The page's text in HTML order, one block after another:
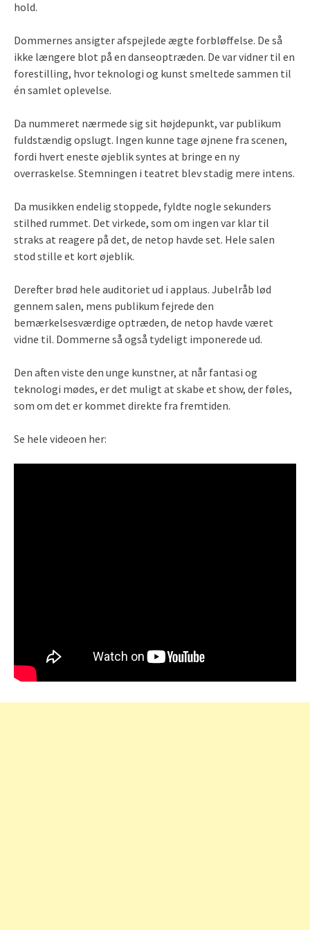
hold.
Dommernes ansigter afspejlede ægte forbløffelse. De så
ikke længere blot på en danseoptræden. De var vidner til en
forestilling, hvor teknologi og kunst smeltede sammen til
én samlet oplevelse.
Da nummeret nærmede sig sit højdepunkt, var publikum
fuldstændig opslugt. Ingen kunne tage øjnene fra scenen,
fordi hvert eneste øjeblik syntes at bringe en ny
overraskelse. Stemningen i teatret blev stadig mere intens.
Da musikken endelig stoppede, fyldte nogle sekunders
stilhed rummet. Det virkede, som om ingen var klar til
straks at reagere på det, de netop havde set. Hele salen
stod stille et kort øjeblik.
Derefter brød hele auditoriet ud i applaus. Jubelråb lød
gennem salen, mens publikum fejrede den
bemærkelsesværdige optræden, de netop havde været
vidne til. Dommerne så også tydeligt imponerede ud.
Den aften viste den unge kunstner, at når fantasi og
teknologi mødes, er det muligt at skabe et show, der føles,
som om det er kommet direkte fra fremtiden.
Se hele videoen her: